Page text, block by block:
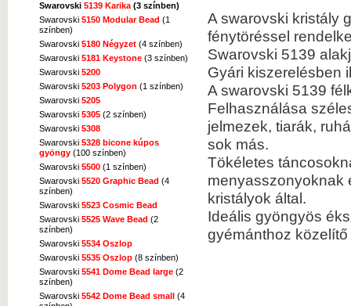
Swarovski 5139 Karika (3 színben)
Swarovski 5150 Modular Bead (1
színben)
Swarovski 5180 Négyzet (4 színben)
Swarovski 5181 Keystone (3 színben)
Swarovski 5200
Swarovski 5203 Polygon (1 színben)
Swarovski 5205
Swarovski 5305 (2 színben)
Swarovski 5308
Swarovski 5328 bicone kúpos
gyöngy (100 színben)
Swarovski 5500 (1 színben)
Swarovski 5520 Graphic Bead (4
színben)
Swarovski 5523 Cosmic Bead
Swarovski 5525 Wave Bead (2
színben)
Swarovski 5534 Oszlop
Swarovski 5535 Oszlop (8 színben)
Swarovski 5541 Dome Bead large (2
színben)
Swarovski 5542 Dome Bead small (4
A swarovski kristály
fénytöréssel
Swarovski 5139
Gyári kiszerelésben
A swarovski 5139
Felhasználása
jelmezek, tiarák,
sok más.
Tökéletes
menyasszonyoknak
kristályok által.
Ideális gyöngyös
gyémánthoz